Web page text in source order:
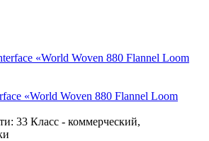
«World Woven 880 Flannel Loom
33 Класс - коммерческий,